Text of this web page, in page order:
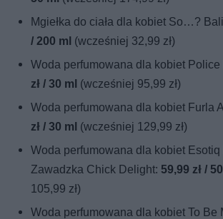
Mgiełka do ciała dla kobiet So…?
/ 200 ml (wcześniej 32,99 zł)
Woda perfumowana dla kobiet
zł / 30 ml (wcześniej 95,99 zł)
Woda perfumowana dla kobiet Furla
zł / 30 ml (wcześniej 129,99 zł)
Woda perfumowana dla kobiet
Zawadzka Chick Delight: 59,99 zł /
105,99 zł)
Woda perfumowana dla kobiet To Be